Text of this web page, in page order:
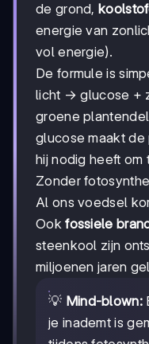
de grond,
energie van
vol energie).
De formule is
licht → glucose +
groene
glucose maakt
hij nodig heeft om
Zonder
Al ons voedsel
Ookfossiele
steenkool zijn
miljoenen jaren
💡 Mind-blown:
je inademt is